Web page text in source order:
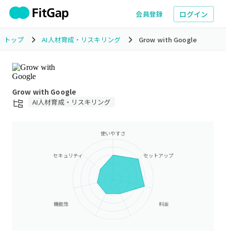
会員登録 ログイン
トップ AI人材育成・リスキリング Grow with Google
Grow with Google
AI人材育成・リスキリング
使いやすさ
セットアップ
料金
機能性
セキュリティ